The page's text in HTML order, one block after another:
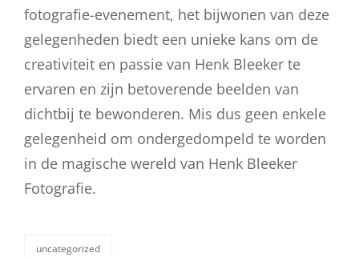
fotografie-evenement, het bijwonen van deze
gelegenheden biedt een unieke kans om de
creativiteit en passie van Henk Bleeker te
ervaren en zijn betoverende beelden van
dichtbij te bewonderen. Mis dus geen enkele
gelegenheid om ondergedompeld te worden
in de magische wereld van Henk Bleeker
Fotografie.
uncategorized